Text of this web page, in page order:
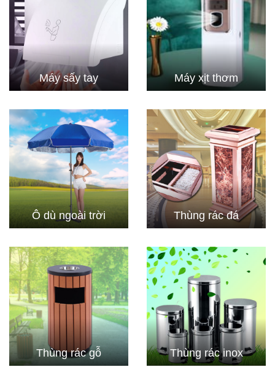
Máy sấy tay Máy xịt thơm
Ô dù ngoài trời Thùng rác đá
Thùng rác gỗ Thùng rác inox